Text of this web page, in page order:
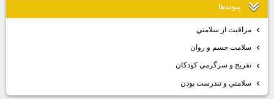
مراقبت از سلامتي